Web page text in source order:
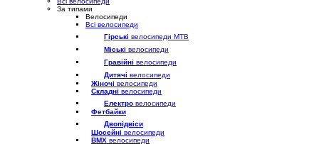
За типами
Велосипеди
Всі велосипеди
Гірські велосипеди MTB
Міські велосипеди
Гравійні велосипеди
Дитячі велосипеди
Жіночі велосипеди
Складні велосипеди
Електро велосипеди
Фетбайки
Двопідвіси
Шосейні велосипеди
BMX велосипеди